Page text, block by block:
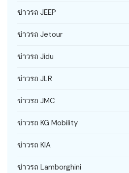
ข่าวรถ JEEP
ข่าวรถ Jetour
ข่าวรถ Jidu
ข่าวรถ JLR
ข่าวรถ JMC
ข่าวรถ KG Mobility
ข่าวรถ KIA
ข่าวรถ Lamborghini